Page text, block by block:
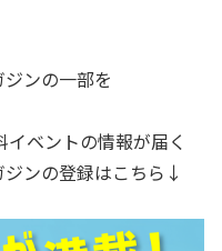
ンの一部を
ベントの情報が届く
ジンの登録はこちら↓